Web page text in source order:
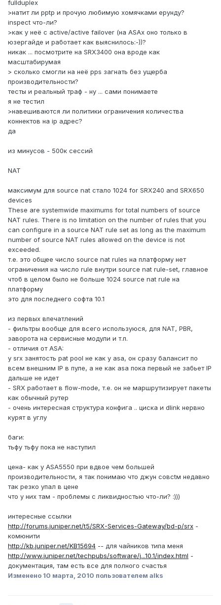
fullduplex
>натит ли pptp и прочую любимую хомячками ерунду?
inspect что-ли?
>как у неё с active/active failover (на ASAх оно только в
юзергайде и работает как выяснилось:-))?
никак ... посмотрите на SRX3400 она вроде как
масштабирумая
> сколько смогли на неё pps загнать без ущерба
производительности?
тесты и реальный траф - ну ... сами понимаете
я не тестил
>навешиваются ли политики ограничения количества
коннектов на ip адрес?
да
из минусов - 500к сессий
NAT
максимум для source nat стало 1024 for SRX240 and SRX650
devices
These are systemwide maximums for total numbers of source
NAT rules. There is no limitation on the number of rules that you
can configure in a source NAT rule set as long as the maximum
number of source NAT rules allowed on the device is not
exceeded.
т.е. это общее число source nat rules на платформу нет
ограничения на число rule внутри source nat rule-set, главное
чтоб в целом было не больше 1024 source nat rule на
платформу
это для последнего софта 10.1
из первых впечатлений
- фильтры вообще для всего используюся, для NAT, PBR,
заворота на сервисные модули и т.п.
- отличия от ASA:
у srx занятость pat pool не как у asa, он сразу балансит по
всем внешним IP в пуле, а не как asa пока первый не забьет IP
дальше не идет
- SRX работает в flow-mode, т.е. он не маршрутизирует пакеты
как обычный рутер
- очень интересная структура конфига .. циска и dlink нервно
курят в углу
баги:
тьфу тьфу пока не наступил
цена- как у ASA5550 при вдвое чем большей
производительности, я так понимаю что джун совсtм недавно
так резко упал в цене
что у них там - проблемы с ликвидностью что-ли? :)))
интересные ссылки
http://forums.juniper.net/t5/SRX-Services-Gateway/bd-p/srx -
комюнити
http://kb.juniper.net/KB15694 -- для чайников типа меня
http://www.juniper.net/techpubs/software/j...10.1/index.html -
документация, там есть все для полного счастья
Изменено 10 марта, 2010 пользователем alks